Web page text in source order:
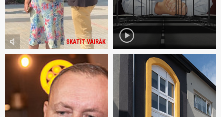
SKATĪT VAIRĀK
volume_mute play_circle